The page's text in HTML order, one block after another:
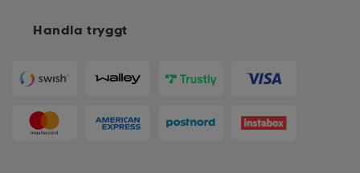
Handla tryggt